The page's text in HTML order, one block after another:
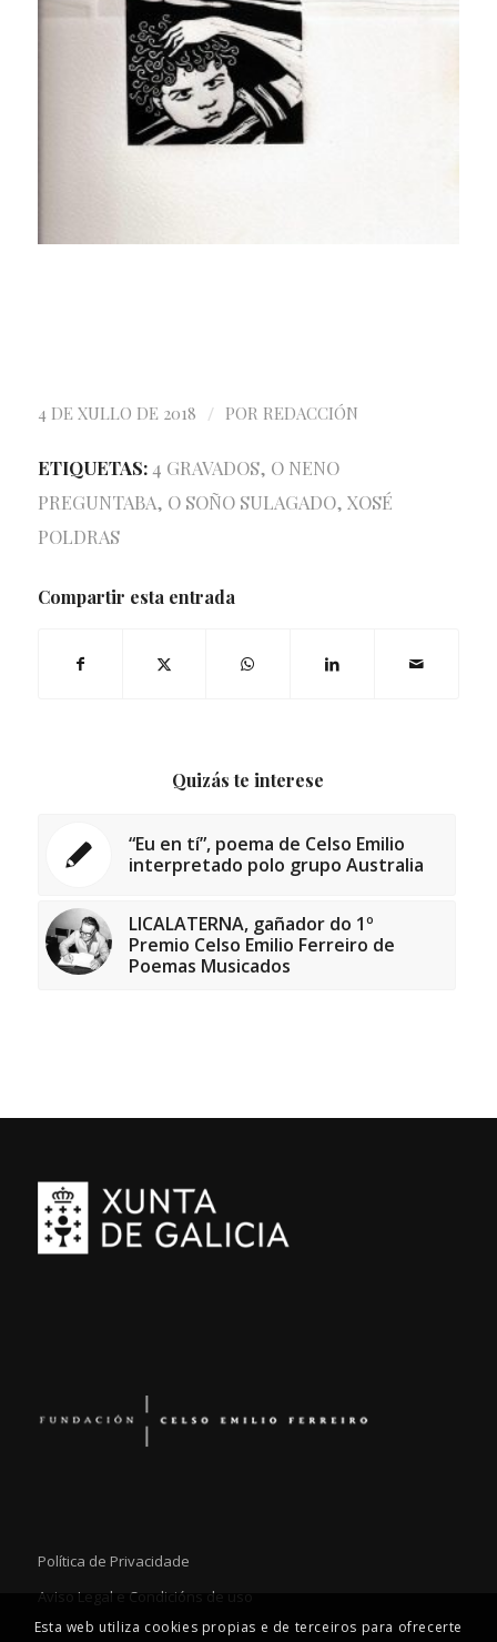
4 DE XULLO DE 2018 / POR REDACCIÓN
ETIQUETAS: 4 GRAVADOS, O NENO
PREGUNTABA, O SOÑO SULAGADO, XOSÉ
POLDRAS
Compartir esta entrada
Quizás te interese
“Eu en tí”, poema de Celso Emilio
interpretado polo grupo Australia
LICALATERNA, gañador do 1º
Premio Celso Emilio Ferreiro de
Poemas Musicados
Política de Privacidade
Aviso Legal e Condicións de uso
Esta web utiliza cookies propias e de terceiros para ofrecerte